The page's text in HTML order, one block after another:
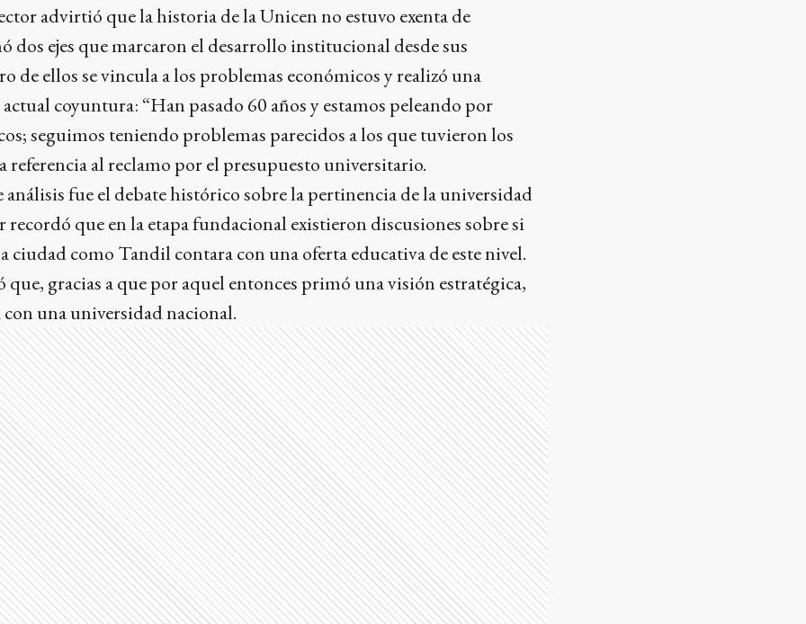
advirtió que la historia de la Unicen no estuvo exenta de
dos ejes que marcaron el desarrollo institucional desde sus
de ellos se vincula a los problemas económicos y realizó una
coyuntura: “Han pasado 60 años y estamos peleando por
seguimos teniendo problemas parecidos a los que tuvieron los
referencia al reclamo por el presupuesto universitario.
fue el debate histórico sobre la pertinencia de la universidad
recordó que en la etapa fundacional existieron discusiones sobre si
ciudad como Tandil contara con una oferta educativa de este nivel.
que, gracias a que por aquel entonces primó una visión estratégica,
una universidad nacional.